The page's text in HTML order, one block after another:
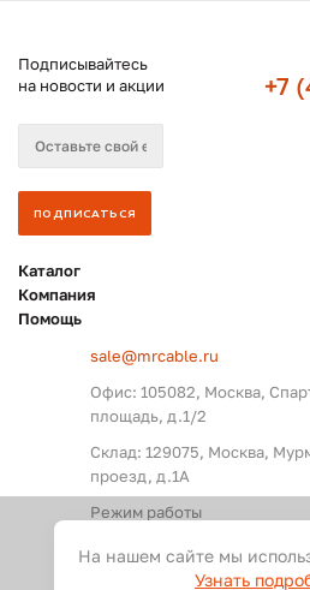
Подписывайтесь
на новости и акции
+7
Каталог
Компания
Помощь
sale@mrcable.ru
Офис: 105082, Москва,
площадь, д.1/2
Склад: 129075, Москва,
проезд, д.1А
Режим работы
На нашем сайте мы
Узнать